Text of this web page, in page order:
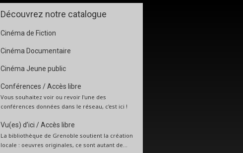
Découvrez notre catalogue
Cinéma de Fiction
Cinéma Documentaire
Cinéma Jeune public
Conférences / Accès libre
Vous souhaitez voir ou revoir l'une des
conférences données dans le réseau, c'est ici !
Vu(es) d’ici / Accès libre
La bibliothèque de Grenoble soutient la création
locale : oeuvres originales, ce sont autant de...